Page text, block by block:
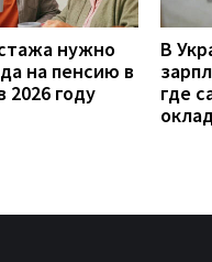
нужно
на пенсию в
2026 году
В
где